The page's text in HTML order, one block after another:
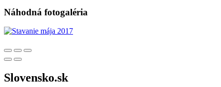
Náhodná fotogaléria
Slovensko.sk